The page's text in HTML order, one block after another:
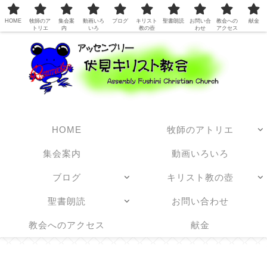
日本アッセンブリーズ・オブ・ゴッド教団
HOME 牧師のアトリエ
集会案内 動画いろいろ
ブログ キリスト教の壺
聖書朗読 お問い合わせ
教会へのアクセス 献金
HOME
牧師のア
トリエ
集会案
内
動画いろ
いろ
ブログ
キリスト
教の壺
聖書朗読
お問い合
わせ
教会への
アクセス
献金